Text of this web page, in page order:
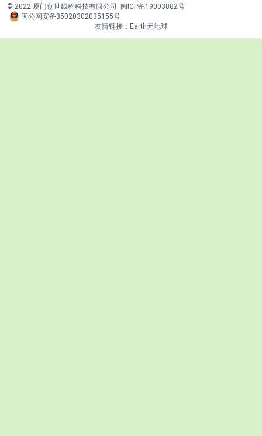
© 2022 厦门创世线程科技有限公司
闽ICP备19003882号
闽公网安备35020302035155号
友情链接： Earth元地球